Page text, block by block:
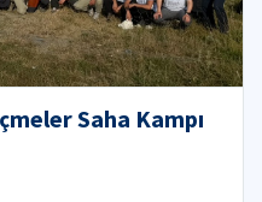
Saha Kampı